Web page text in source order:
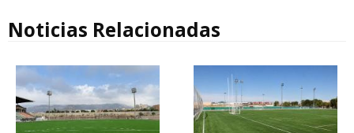
Noticias Relacionadas